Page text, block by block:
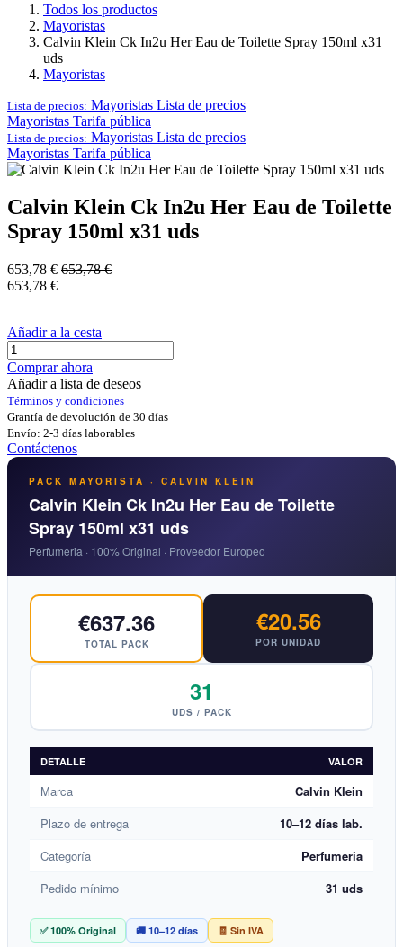
Todos los productos
Mayoristas
Calvin Klein Ck In2u Her Eau de Toilette Spray 150ml x31
uds
Mayoristas
Lista de precios: Mayoristas Lista de precios
Mayoristas Tarifa pública
Lista de precios: Mayoristas Lista de precios
Mayoristas Tarifa pública
Calvin Klein Ck In2u Her Eau de Toilette
Spray 150ml x31 uds
653,78 € 653,78€
653,78 €
Añadir a la cesta
Comprar ahora
Añadir a lista de deseos
Términos y condiciones
Grantía de devolución de 30 días
Envío: 2-3 días laborables
Contáctenos
PACK MAYORISTA · CALVIN KLEIN
Calvin Klein Ck In2u Her Eau de Toilette
Spray 150ml x31 uds
Perfumeria · 100% Original · Proveedor Europeo
€637.36
TOTAL PACK
€20.56
POR UNIDAD
31
UDS / PACK
DETALLE VALOR
Marca
Calvin Klein
Plazo de entrega
10–12 días lab.
Categoría
Perfumeria
Pedido mínimo
31 uds
✅ 100% Original 🚚 10–12 días 🧾 Sin IVA